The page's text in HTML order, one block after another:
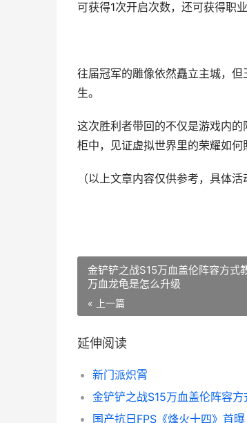
可获得1次开启次数，还可获得职
往届冠军的雕像依然矗立主城，
生。
这次胜利者带回的不仅是游戏内
柜中，见证虚拟世界里的荣耀如何
（以上文章内容仅供参考，具体活
金铲铲之战S15万血盖伦阵容方式
万血龙龟是怎么升级
« 上一篇
延伸阅读
新门派炽霄